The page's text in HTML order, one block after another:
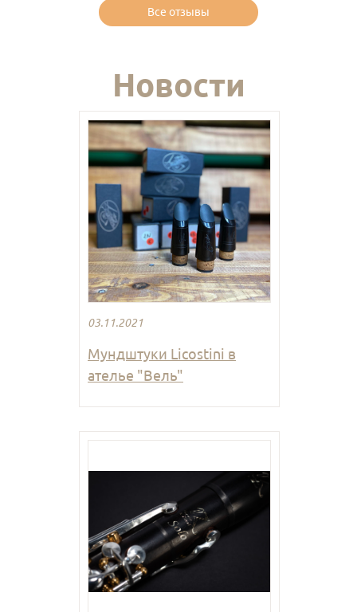
Все отзывы
Новости
03.11.2021
Мундштуки Licostini в
ателье "Вель"